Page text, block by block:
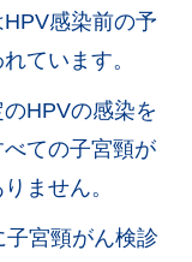
感染前の予
ています。
HPVの感染を
ての子宮頸が
ません。
宮頸がん検診